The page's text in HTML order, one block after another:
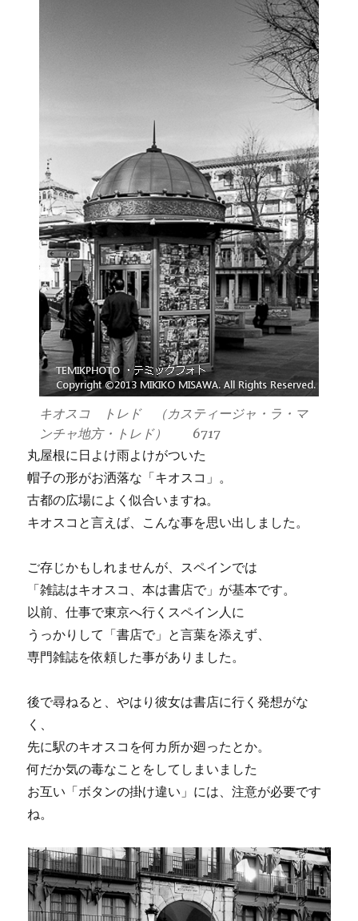
キオスコ トレド （カスティージャ・ラ・マ
ンチャ地方・トレド） 6717
丸屋根に日よけ雨よけがついた
帽子の形がお洒落な「キオスコ」。
古都の広場によく似合いますね。
キオスコと言えば、こんな事を思い出しました。
ご存じかもしれませんが、スペインでは
「雑誌はキオスコ、本は書店で」が基本です。
以前、仕事で東京へ行くスペイン人に
うっかりして「書店で」と言葉を添えず、
専門雑誌を依頼した事がありました。
後で尋ねると、やはり彼女は書店に行く発想がな
く、
先に駅のキオスコを何カ所か廻ったとか。
何だか気の毒なことをしてしまいました
お互い「ボタンの掛け違い」には、注意が必要です
ね。